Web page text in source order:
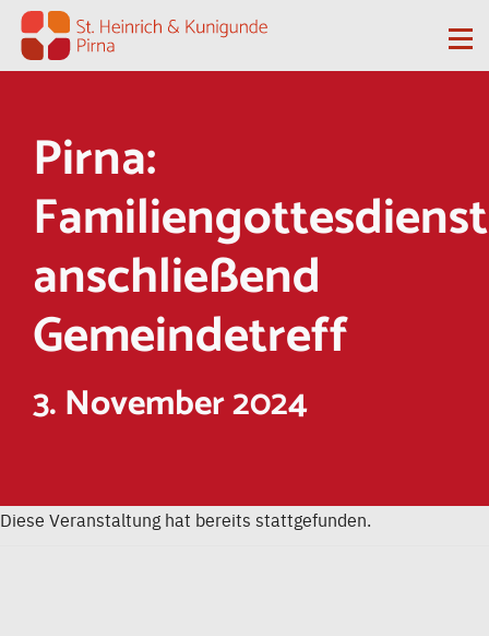
Zum Inhalt springen
Pirna:
anschließend
Gemeindetreff
3. November 2024
Diese Veranstaltung hat bereits stattgefunden.